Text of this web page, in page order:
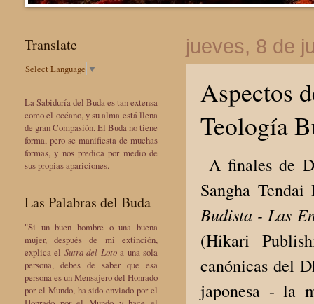
jueves, 8 de
Aspectos
Teología
A finales de
Sangha
Budista - Las
(Hikari
canónicas del
japonesa - la
Translate
Select Language ▼
La Sabiduría del Buda es tan extensa
como el océano, y su alma está llena
de gran Compasión. El Buda no tiene
forma, pero se manifiesta de muchas
formas, y nos predica por medio de
sus propias apariciones.
Las Palabras del Buda
"Si un buen hombre o una buena
mujer, después de mi extinción,
explica el Sutra del Lotoa una sola
persona, debes de saber que esa
persona es un Mensajero del Honrado
por el Mundo, ha sido enviado por el